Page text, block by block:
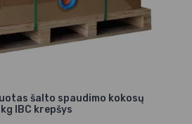
šalto spaudimo kokosų
IBC krepšys